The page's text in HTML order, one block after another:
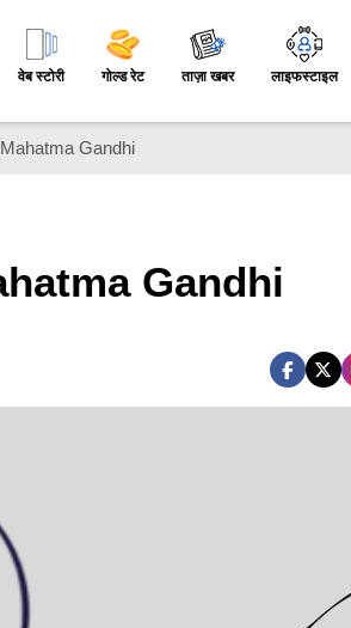
वेब स्टोरी गोल्ड रेट ताज़ा खबर लाइफस्टाइल
- Mahatma Gandhi
Gandhi